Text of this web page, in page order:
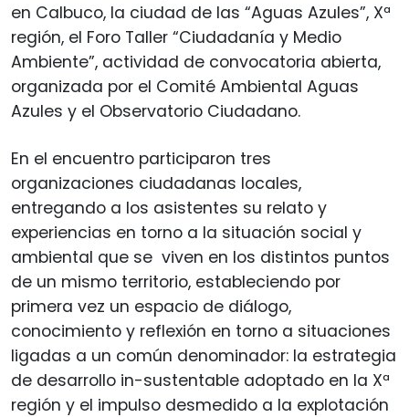
en Calbuco, la ciudad de las “Aguas Azules”, Xª
región, el Foro Taller “Ciudadanía y Medio
Ambiente”, actividad de convocatoria abierta,
organizada por el Comité Ambiental Aguas
Azules y el Observatorio Ciudadano.
En el encuentro participaron tres
organizaciones ciudadanas locales,
entregando a los asistentes su relato y
experiencias en torno a la situación social y
ambiental que se viven en los distintos puntos
de un mismo territorio, estableciendo por
primera vez un espacio de diálogo,
conocimiento y reflexión en torno a situaciones
ligadas a un común denominador: la estrategia
de desarrollo in-sustentable adoptado en la Xª
región y el impulso desmedido a la explotación